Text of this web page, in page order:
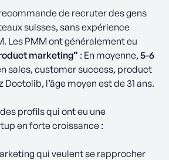
de recruter des gens
suisses, sans expérience
Les PMM ont généralement eu
marketing” : En moyenne, 5-6
sales, customer success, product
l’âge moyen est de 31 ans.
profils qui ont eu une
en forte croissance :
qui veulent se rapprocher